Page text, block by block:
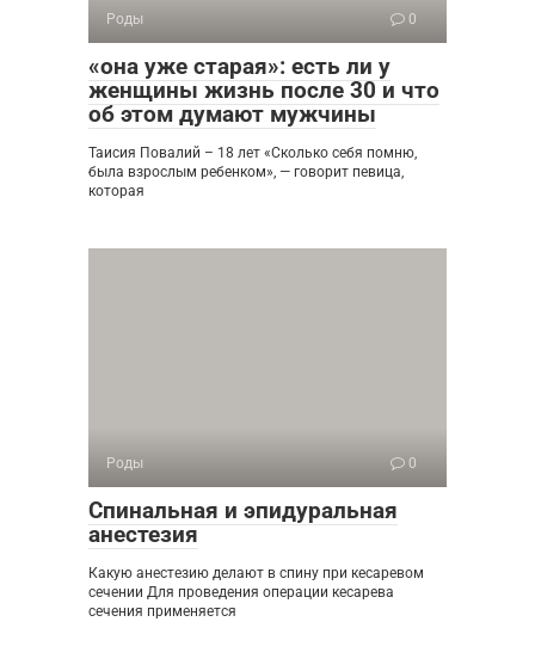
Роды 0
«она уже старая»: есть ли у
женщины жизнь после 30 и что
об этом думают мужчины
Таисия Повалий – 18 лет «Сколько себя помню,
была взрослым ребенком», — говорит певица,
которая
Роды 0
Спинальная и эпидуральная
анестезия
Какую анестезию делают в спину при кесаревом
сечении Для проведения операции кесарева
сечения применяется